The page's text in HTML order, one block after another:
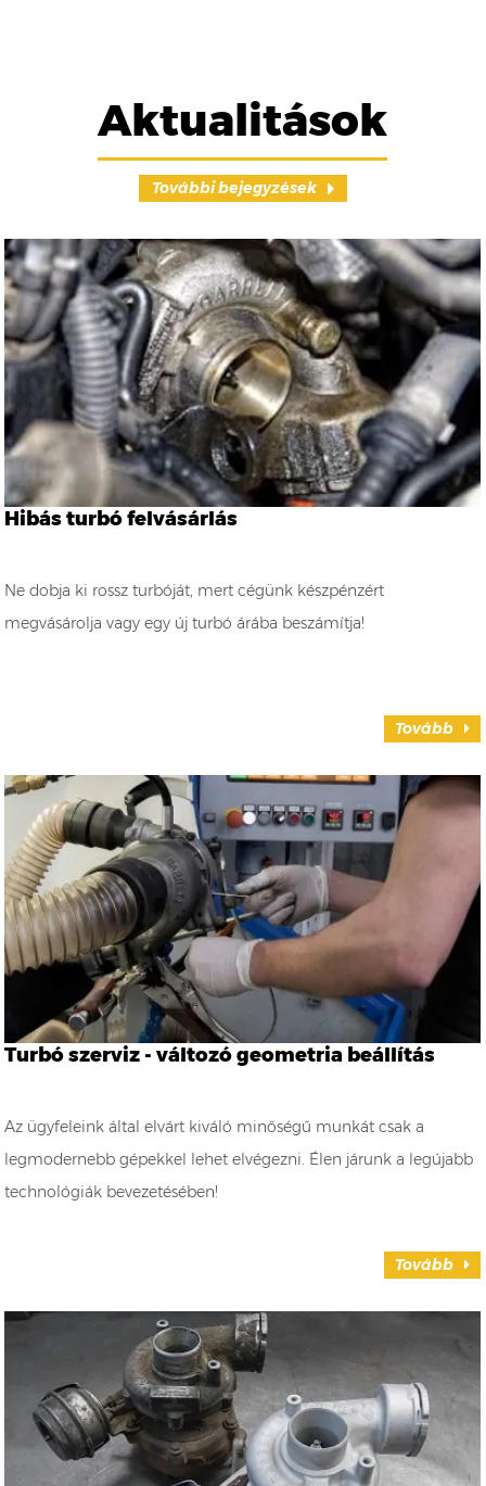
Aktualitások
További bejegyzések
Hibás turbó felvásárlás
Ne dobja ki rossz turbóját, mert cégünk készpénzért
megvásárolja vagy egy új turbó árába beszámítja!
Tovább
Turbó szerviz - változó geometria beállítás
Az ügyfeleink által elvárt kiváló minőségű munkát csak a
legmodernebb gépekkel lehet elvégezni. Élen járunk a legújabb
technológiák bevezetésében!
Tovább